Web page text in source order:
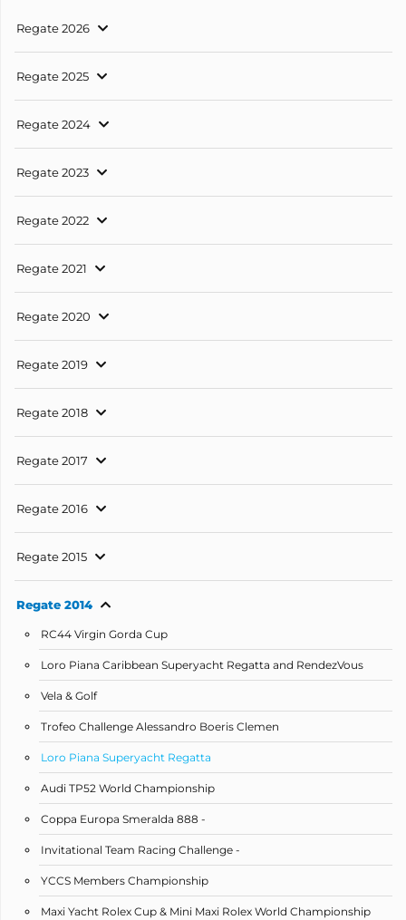
Regate 2026
Regate 2025
Regate 2024
Regate 2023
Regate 2022
Regate 2021
Regate 2020
Regate 2019
Regate 2018
Regate 2017
Regate 2016
Regate 2015
Regate 2014
RC44 Virgin Gorda Cup
Loro Piana Caribbean Superyacht Regatta and RendezVous
Vela & Golf
Trofeo Challenge Alessandro Boeris Clemen
Loro Piana Superyacht Regatta
Audi TP52 World Championship
Coppa Europa Smeralda 888 -
Invitational Team Racing Challenge -
YCCS Members Championship
Maxi Yacht Rolex Cup & Mini Maxi Rolex World Championship